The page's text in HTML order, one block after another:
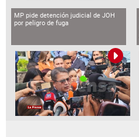
MP pide detención judicial de JOH
por peligro de fuga